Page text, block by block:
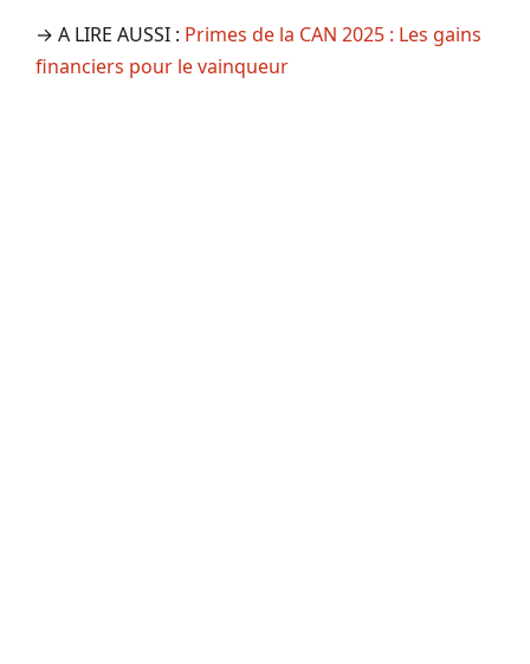
→ A LIRE AUSSI : Primes de la CAN 2025 : Les gains
financiers pour le vainqueur